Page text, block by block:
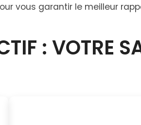
vous garantir le meilleur
: VOTRE